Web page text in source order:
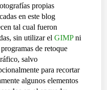
propias
en este blog
tal cual fueron
sin utilizar el GIMPni
de retoque
salvo
para recortar
algunos elementos